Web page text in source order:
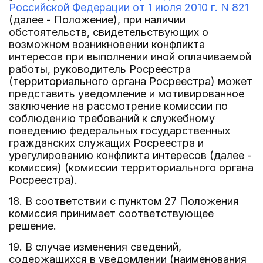
Российской Федерации от 1 июля 2010 г. N 821
(далее - Положение), при наличии
обстоятельств, свидетельствующих о
возможном возникновении конфликта
интересов при выполнении иной оплачиваемой
работы, руководитель Росреестра
(территориального органа Росреестра) может
представить уведомление и мотивированное
заключение на рассмотрение комиссии по
соблюдению требований к служебному
поведению федеральных государственных
гражданских служащих Росреестра и
урегулированию конфликта интересов (далее -
комиссия) (комиссии территориального органа
Росреестра).
18. В соответствии с пунктом 27 Положения
комиссия принимает соответствующее
решение.
19. В случае изменения сведений,
содержащихся в уведомлении (наименования